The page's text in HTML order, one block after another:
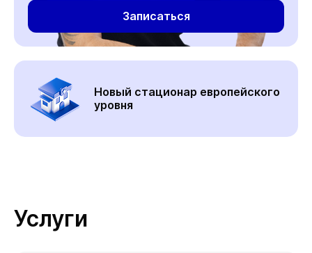
Записаться
Новый стационар европейского
уровня
Услуги